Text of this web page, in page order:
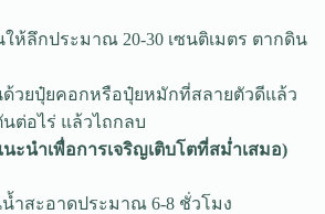
ห้ลึกประมาณ 20-30 เซนติเมตร ตากดิน
วยปุ๋ยคอกหรือปุ๋ยหมักที่สลายตัวดีแล้ว
นต่อไร่ แล้วไถกลบ
นะนำเพื่อการเจริญเติบโตที่สม่ำเสมอ)
ำสะอาดประมาณ 6-8 ชั่วโมง